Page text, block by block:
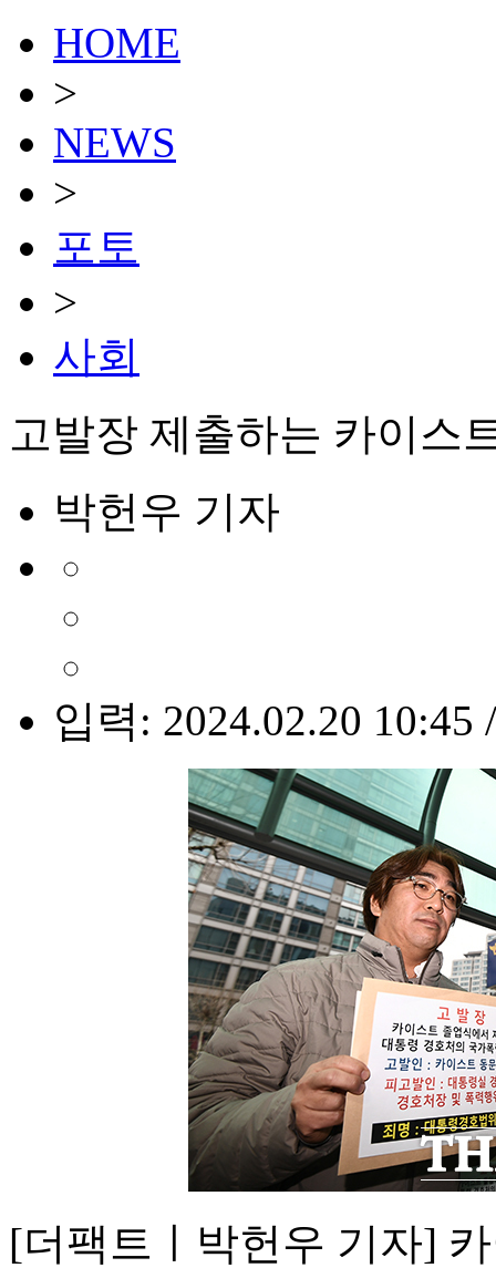
HOME
>
NEWS
>
포토
>
사회
고발장 제출하는 카이스
박헌우 기자
입력: 2024.02.20 10:45
[더팩트ㅣ박헌우 기자]